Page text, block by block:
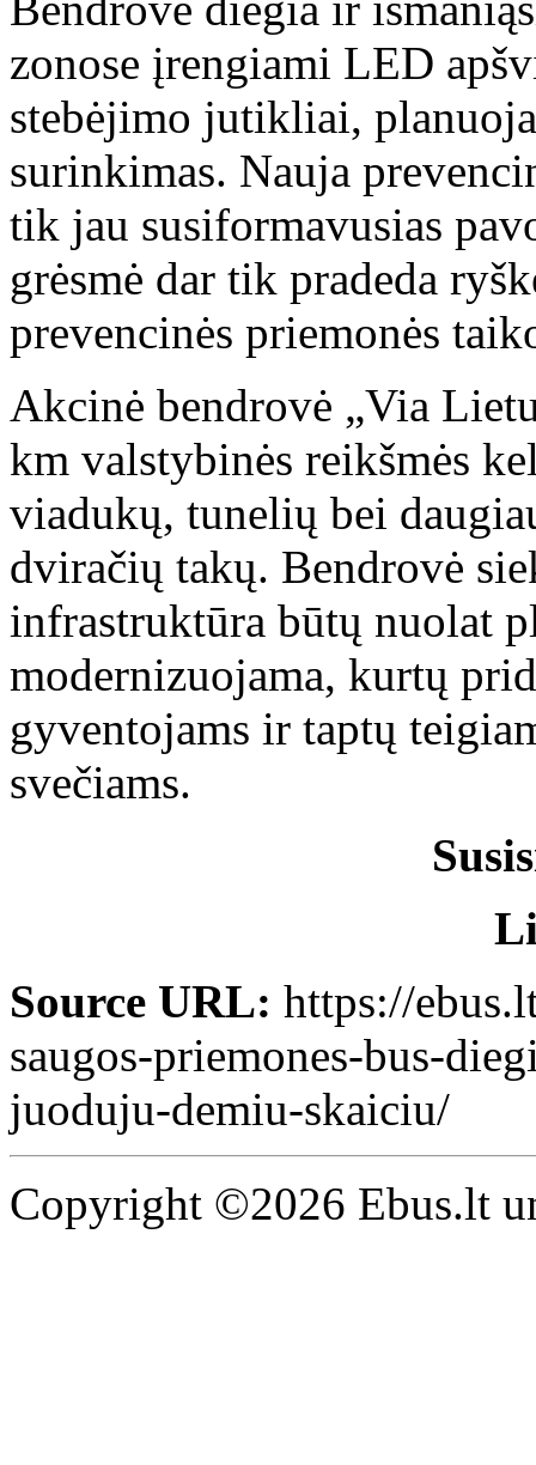
zonose įrengiami LED
stebėjimo jutikliai,
surinkimas. Nauja
tik jau susiformavusias
grėsmė dar tik pradeda
prevencinės priemonės
Akcinė bendrovė „Via
km valstybinės reikšmės
viadukų, tunelių bei
dviračių takų. Bendrovė
infrastruktūra būtų nuolat
modernizuojama, kurtų
gyventojams ir taptų
svečiams.
Source URL: https://
saugos-priemones-bus-
juoduju-demiu-skaiciu/
Copyright ©2026 Ebus.lt